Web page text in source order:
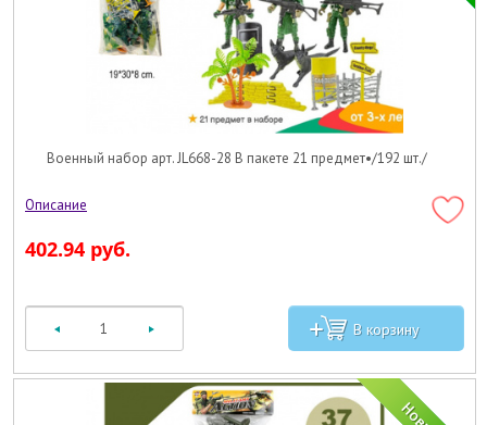
Военный набор арт. JL668-28 В пакете 21 предмет•/192 шт./
402.94 руб.